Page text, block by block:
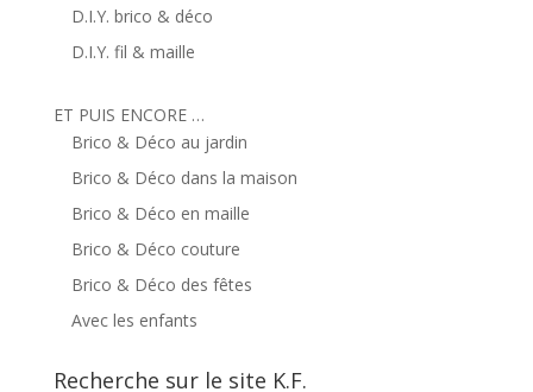
D.I.Y. brico & déco
D.I.Y. fil & maille
ET PUIS ENCORE …
Brico & Déco au jardin
Brico & Déco dans la maison
Brico & Déco en maille
Brico & Déco couture
Brico & Déco des fêtes
Avec les enfants
Recherche sur le site K.F.